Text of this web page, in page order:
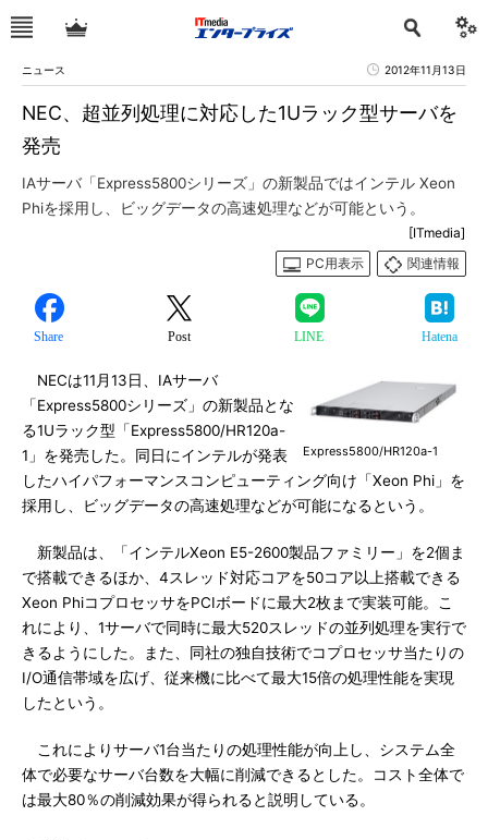
ニュース 2012年11月13日
NEC、超並列処理に対応した1Uラック型サーバを
発売
IAサーバ「Express5800シリーズ」の新製品ではインテル Xeon
Phiを採用し、ビッグデータの高速処理などが可能という。
[ITmedia]
PC用表示
関連情報
Share Post LINE Hatena
Express5800/HR120a-1
NECは11月13日、IAサーバ
「Express5800シリーズ」の新製品とな
る1Uラック型「Express5800/HR120a-
1」を発売した。同日にインテルが発表
したハイパフォーマンスコンピューティング向け「Xeon Phi」を
採用し、ビッグデータの高速処理などが可能になるという。
新製品は、「インテルXeon E5-2600製品ファミリー」を2個ま
で搭載できるほか、4スレッド対応コアを50コア以上搭載できる
Xeon PhiコプロセッサをPCIボードに最大2枚まで実装可能。こ
れにより、1サーバで同時に最大520スレッドの並列処理を実行で
きるようにした。また、同社の独自技術でコプロセッサ当たりの
I/O通信帯域を広げ、従来機に比べて最大15倍の処理性能を実現
したという。
これによりサーバ1台当たりの処理性能が向上し、システム全
体で必要なサーバ台数を大幅に削減できるとした。コスト全体で
は最大80％の削減効果が得られると説明している。